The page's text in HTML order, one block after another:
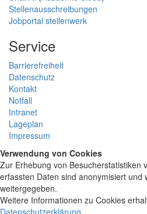
Stellenausschreibungen
Jobportal stellenwerk
Service
Barrierefreiheit
Datenschutz
Kontakt
Notfall
Intranet
Lageplan
Impressum
Verwendung von Cookies
Zur Erhebung von Besucherstatistiken
erfassten Daten sind anonymisiert und
weitergegeben.
Weitere Informationen zu Cookies
Datenschutzerklärung